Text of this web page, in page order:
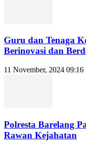
Guru dan Tenaga
Berinovasi dan
11 November, 2024 09:16
Polresta Barelang
Rawan Kejahatan